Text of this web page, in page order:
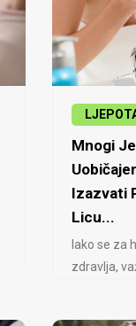
Mnogi
Izazvati
Licu...
Iako se za
zdravlja,